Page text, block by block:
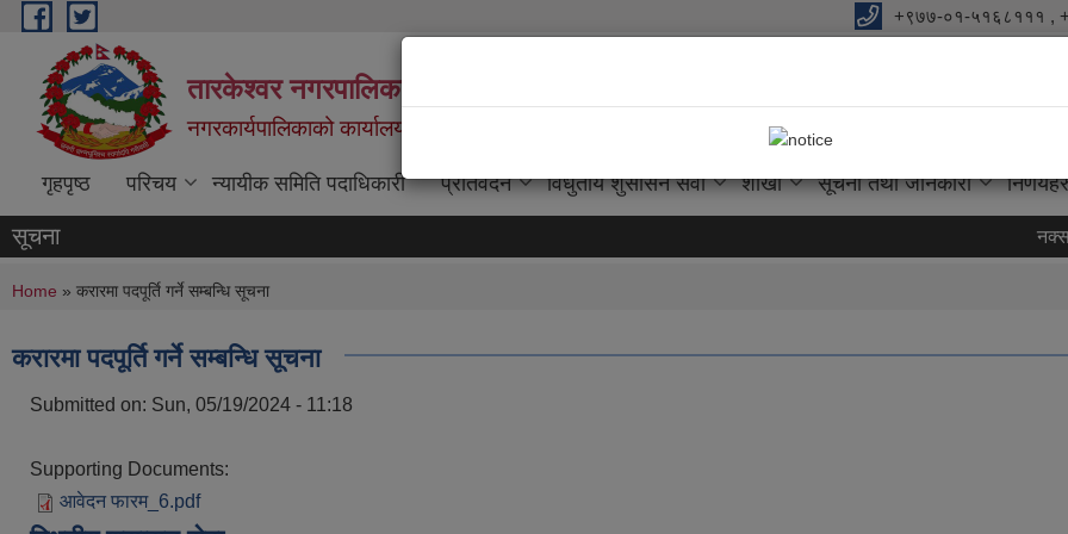
Skip to main content +९७७-०१-५१६८१११ ,
तारकेश्वर नगरपालिका
नगरकार्यपालिकाको कार्यालय
गृहपृष्ठ परिचय न्यायीक समिति पदाधिकारी प्रतिवेदन विधुतीय शुसासन सेवा शाखा सूचना तथा जानकारी
सूचना
You are here
Home » करारमा पदपूर्ति गर्ने सम्बन्धि सूचना
करारमा पदपूर्ति गर्ने सम्बन्धि सूचना
Submitted on: Sun, 05/19/2024 - 11:18
Supporting Documents:
आवेदन फारम_6.pdf